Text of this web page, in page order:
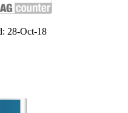
28-Oct-18